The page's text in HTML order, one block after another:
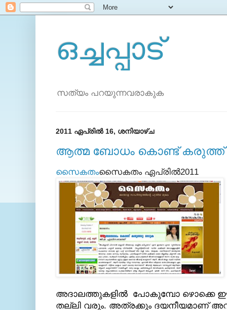
ഒച്ചപ്പാട്
സത്യം പറയുന്നവരാകുക
2011 ഏപ്രിൽ 16, ശനിയാഴ്‌ച
ആത്മ ബോധം കൊണ്ട് കരുത്ത്
സൈകതംസൈകതം ഏപ്രില്‍2011
അദാലത്തുകളില്‍ പോകുമ്പോ ഴൊക്കെ ഈ
തല്ലി വരും. അത്രക്കും ദയനീയമാണ്